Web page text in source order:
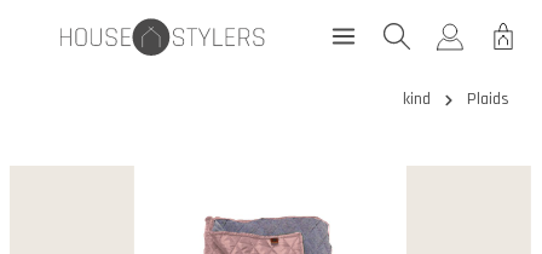
kind Plaids